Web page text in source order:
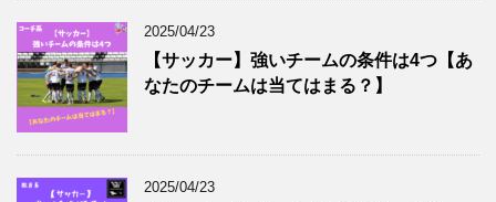
2025/04/23
【サッカー】強いチームの条件は4つ【あ
なたのチームは当てはまる？】
2025/04/23